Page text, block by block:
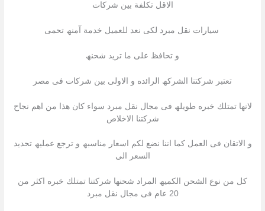
الاقل تكلفة بین شركات
سیارات نقل مبرد لكى نعد للعمیل خدمة آمنھ تحمى
و تحافظ على ما ترید شحنھ
تعتبر شركتنا الشركھ الرائده و الاولى بین شركات فى مصر
لانھا تمتلك خبره طویلھ فى مجال نقل مبرد سواء كان ھذا من اھم نجاح
شركتنا الاخلاص
و الاتقان فى العمل كما اننا نضع لكم اسعار مناسبھ و ترجع عملیھ تحدید
السعر الى
كل من نوع الشحن الكمیھ المراد شحنھا شركتنا تمتلك خبره اكثر من
20 عام فى مجال نقل مبرد